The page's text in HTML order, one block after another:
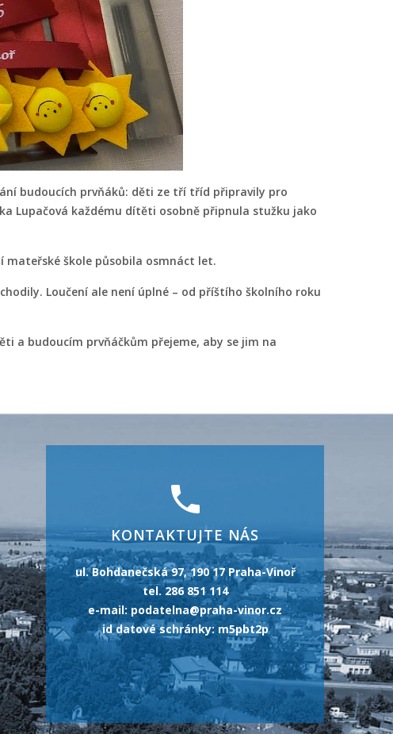
budoucích prvňáků: děti ze tří tříd připravily pro
Lupačová každému dítěti osobně připnula stužku jako
mateřské škole působila osmnáct let.
Loučení ale není úplné – od příštího školního roku
a budoucím prvňáčkům přejeme, aby se jim na
KONTAKTUJTE NÁS
ul. Bohdanečská 97, 190 17 Praha-Vinoř
tel. 286 851 114
e-mail: podatelna@praha-vinor.cz
id datové schránky: m5pbt2p